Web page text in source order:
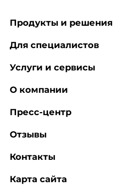
Продукты и решения
Для специалистов
Услуги и сервисы
О компании
Пресс-центр
Отзывы
Контакты
Карта сайта